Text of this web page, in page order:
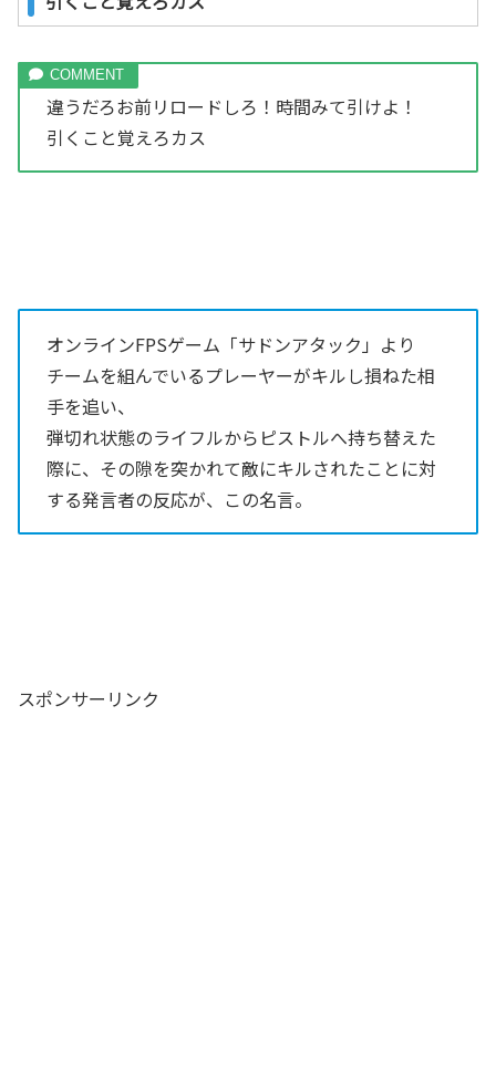
違うだろお前リロードしろ！時間みて引けよ！
引くこと覚えろカス
オンラインFPSゲーム「サドンアタック」より
チームを組んでいるプレーヤーがキルし損ねた相
手を追い、
弾切れ状態のライフルからピストルへ持ち替えた
際に、その隙を突かれて敵にキルされたことに対
する発言者の反応が、この名言。
スポンサーリンク